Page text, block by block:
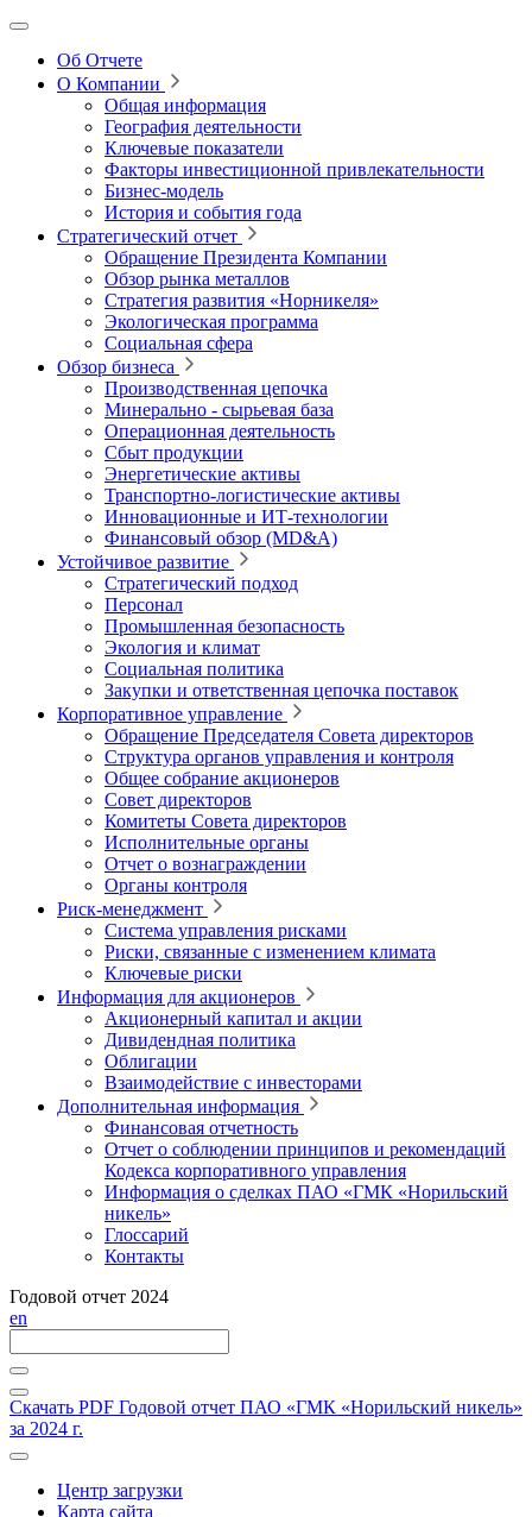
Об Отчете
О Компании
Общая информация
География деятельности
Ключевые показатели
Факторы инвестиционной привлекательности
Бизнес-модель
История и события года
Стратегический отчет
Обращение Президента Компании
Обзор рынка металлов
Стратегия развития «Норникеля»
Экологическая программа
Социальная сфера
Обзор бизнеса
Производственная цепочка
Минерально ‑ сырьевая база
Операционная деятельность
Сбыт продукции
Энергетические активы
Транспортно-логистические активы
Инновационные и ИТ‑технологии
Финансовый обзор (MD&A)
Устойчивое развитие
Стратегический подход
Персонал
Промышленная безопасность
Экология и климат
Социальная политика
Закупки и ответственная цепочка поставок
Корпоративное управление
Обращение Председателя Совета директоров
Структура органов управления и контроля
Общее собрание акционеров
Совет директоров
Комитеты Совета директоров
Исполнительные органы
Отчет о вознаграждении
Органы контроля
Риск-менеджмент
Система управления рисками
Риски, связанные с изменением климата
Ключевые риски
Информация для акционеров
Акционерный капитал и акции
Дивидендная политика
Облигации
Взаимодействие с инвесторами
Дополнительная информация
Финансовая отчетность
Отчет о соблюдении принципов и рекомендаций
Кодекса корпоративного управления
Информация о сделках ПАО «ГМК «Норильский
никель»
Глоссарий
Контакты
Годовой отчет 2024
en
Скачать PDF Годовой отчет ПАО «ГМК «Норильский никель»
за 2024 г.
Центр загрузки
Карта сайта